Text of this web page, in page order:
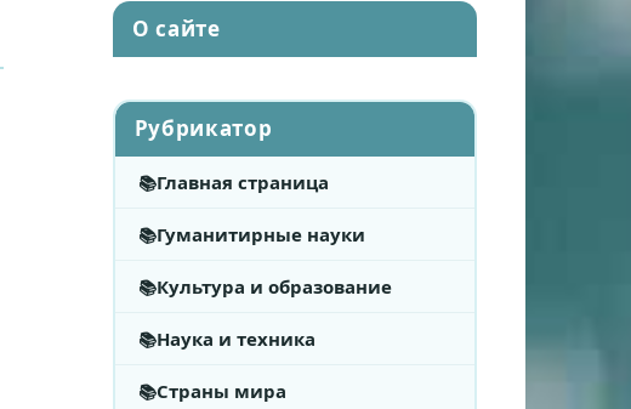
О сайте
Рубрикатор
Главная страница
Гуманитирные науки
Культура и образование
Наука и техника
Страны мира